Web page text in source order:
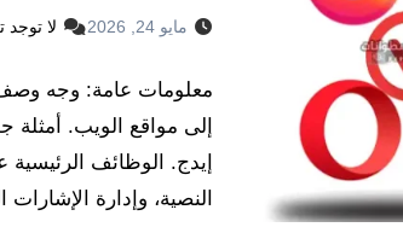
مايو 24, 2026 لا توجد
معلومات عامة: وجه
إلى مواقع الويب.
إيدج. الوظائف
النصية، وإدارة